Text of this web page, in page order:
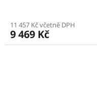
11 457 Kč včetně DPH
9 469 Kč